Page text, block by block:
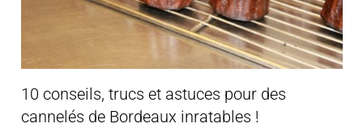
10 conseils, trucs et astuces pour des
cannelés de Bordeaux inratables !